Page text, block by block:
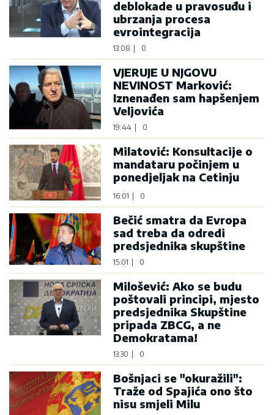
deblokade u pravosuđu i
ubrzanja procesa
evrointegracija
13:08 0
VJERUJE U NJGOVU
NEVINOST Marković:
Iznenađen sam hapšenjem
Veljovića
19:44 0
Milatović: Konsultacije o
mandataru počinjem u
ponedjeljak na Cetinju
16:01 0
Bečić smatra da Evropa
sad treba da odredi
predsjednika skupštine
15:01 0
Milošević: Ako se budu
poštovali principi, mjesto
predsjednika Skupštine
pripada ZBCG, a ne
Demokratama!
13:30 0
Bošnjaci se "okuražili":
Traže od Spajića ono što
nisu smjeli Milu